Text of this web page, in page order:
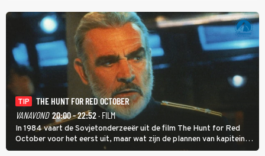
TIP
THE HUNT FOR RED OCTOBER
VANAVOND 20:00 - 22:52· FILM
In 1984 vaart de Sovjetonderzeeër uit de film The Hunt for Red
October voor het eerst uit, maar wat zijn de plannen van kapitein
Marko Ramius?